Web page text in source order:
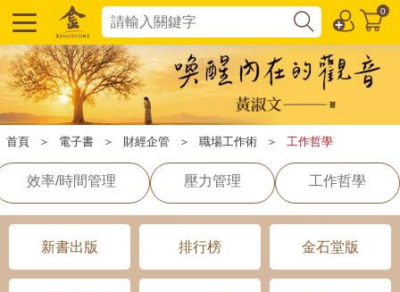
0
首頁 ＞ 電子書 ＞ 財經企管 ＞ 職場工作術 ＞ 工作哲學
效率/時間管理 壓力管理 工作哲學
新書出版 排行榜 金石堂版